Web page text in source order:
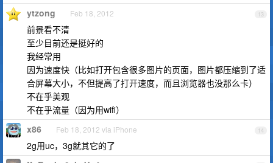
13
ytzong Feb 18, 2012
前景看不清
至少目前还是挺好的
我经常用
因为速度快（比如打开包含很多图片的页面，图片都压缩到了适
合屏幕大小，不但提高了打开速度，而且浏览器也没那么卡）
不在乎美观
不在乎流量（因为用wifi）
14
x86 Feb 18, 2012 via iPhone
2g用uc，3g就其它的了